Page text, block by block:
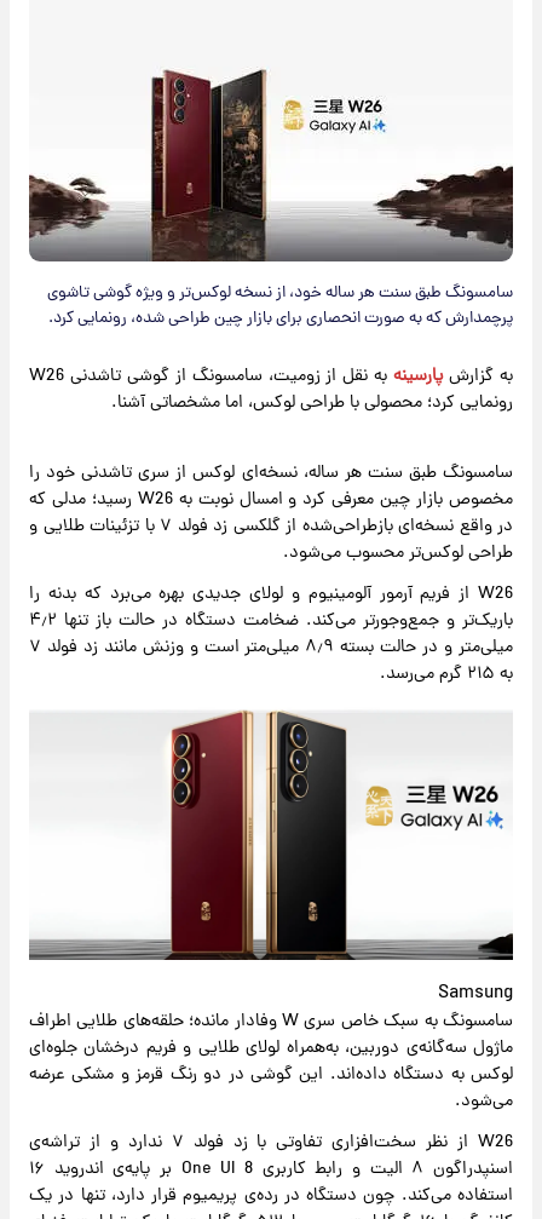
سامسونگ طبق سنت هر ساله خود، از نسخه لوکس‌تر و ویژه گوشی تاشوی
پرچمدارش که به صورت انحصاری برای بازار چین طراحی شده، رونمایی کرد.
به گزارشپارسینه
به نقل از زومیت، سامسونگ از گوشی تاشدنی W26
رونمایی کرد؛ محصولی با طراحی لوکس، اما مشخصاتی آشنا.
سامسونگ طبق سنت هر ساله، نسخه‌ای لوکس از سری تاشدنی خود را
مخصوص بازار چین معرفی کرد و امسال نوبت به W26 رسید؛ مدلی که
در واقع نسخه‌ای بازطراحی‌شده از گلکسی زد فولد ۷ با تزئینات طلایی و
طراحی لوکس‌تر محسوب می‌شود.
W26 از فریم آرمور آلومینیوم و لولای جدیدی بهره می‌برد که بدنه را
باریک‌تر و جمع‌وجورتر می‌کند. ضخامت دستگاه در حالت باز تنها ۴٫۲
میلی‌متر و در حالت بسته ۸٫۹ میلی‌متر است و وزنش مانند زد فولد ۷
به ۲۱۵ گرم می‌رسد.
Samsung
سامسونگ به سبک خاص سری W وفادار مانده؛ حلقه‌های طلایی اطراف
ماژول سه‌گانه‌ی دوربین، به‌همراه لولای طلایی و فریم درخشان جلوه‌ای
لوکس به دستگاه داده‌اند. این گوشی در دو رنگ قرمز و مشکی عرضه
می‌شود.
W26 از نظر سخت‌افزاری تفاوتی با زد فولد ۷ ندارد و از تراشه‌ی
اسنپدراگون ۸ الیت و رابط کاربری One UI 8 بر پایه‌ی اندروید ۱۶
استفاده می‌کند. چون دستگاه در رده‌ی پریمیوم قرار دارد، تنها در یک